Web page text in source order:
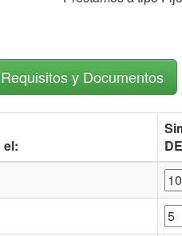
Requisitos y Documentos
el: